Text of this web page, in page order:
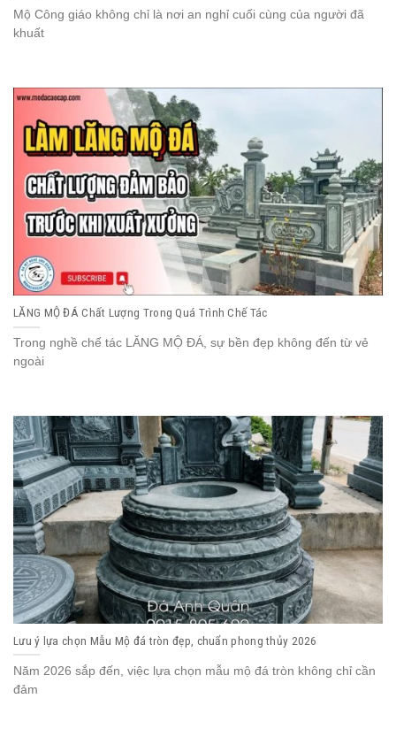
Mộ Công giáo không chỉ là nơi an nghỉ cuối cùng của người đã
khuất
LĂNG MỘ ĐÁ Chất Lượng Trong Quá Trình Chế Tác
Trong nghề chế tác LĂNG MỘ ĐÁ, sự bền đẹp không đến từ vẻ
ngoài
Lưu ý lựa chọn Mẫu Mộ đá tròn đẹp, chuẩn phong thủy 2026
Năm 2026 sắp đến, việc lựa chọn mẫu mộ đá tròn không chỉ cần
đảm